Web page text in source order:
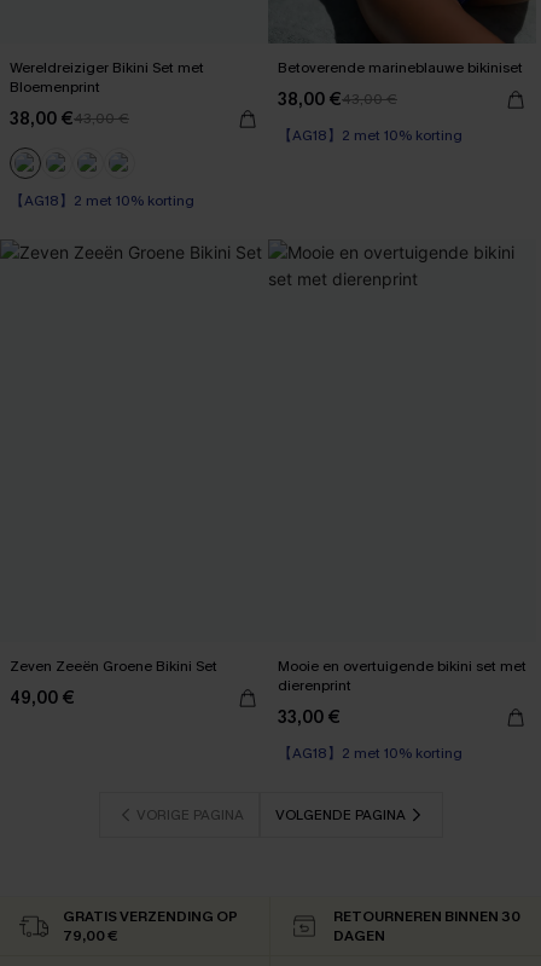
Wereldreiziger Bikini Set met
Bloemenprint
38,00 €43,00 €
【AG18】2 met 10% korting
Betoverende marineblauwe bikiniset
38,00 €43,00 €
【AG18】2 met 10% korting
Zeven Zeeën Groene Bikini Set
49,00 €
Mooie en overtuigende bikini set met
dierenprint
33,00 €
【AG18】2 met 10% korting
VORIGE PAGINA VOLGENDE PAGINA
GRATIS VERZENDING OP
79,00 €
RETOURNEREN BINNEN 30
DAGEN